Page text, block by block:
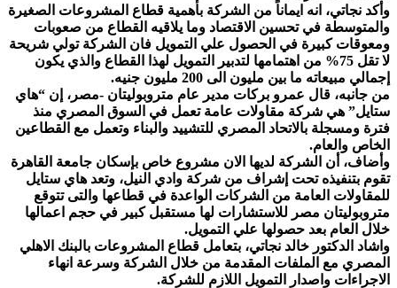
وأكد نجاتي، انه ايماناً من الشركة بأهمية قطاع المشروعات الصغيرة
والمتوسطة في تحسين الاقتصاد وما يلاقيه القطاع من صعوبات
ومعوقات كبيرة في الحصول علي التمويل فان الشركة تولي شريحة
لا تقل 75% من اهتمامها لتدبير التمويل لهذا القطاع والذي يكون
إجمالي مبيعاته ما بين مليون الى 200 مليون جنيه.
من جانبه، قال عمرو بركات مدير عام متروبوليتان -مصر، إن “هاي
ستايل” هي شركة مقاولات عامة تعمل في السوق المصري منذ
فترة ومسجلة بالاتحاد المصري للتشييد والبناء وتعمل مع القطاعين
الخاص والعام.
وأضاف، أن الشركة لديها الان مشروع خاص بإسكان جامعة القاهرة
تقوم بتنفيذه تحت إشراف من شركة وادي النيل، وتعد هاي ستايل
للمقاولات العامة من الشركات الواعدة في قطاعها والتى تتوقع
متروبوليتان مصر للاستشارات لها مستقبل كبير في حجم اعمالها
خلال العام بعد حصولها علي التمويل.
واشاد الدكتور خالد نجاتي، بتعامل قطاع المشروعات بالبنك الاهلي
المصري مع الملفات المقدمة من خلال الشركة وسرعة انهاء
الاجراءات واصدار التمويل اللازم للشركة.